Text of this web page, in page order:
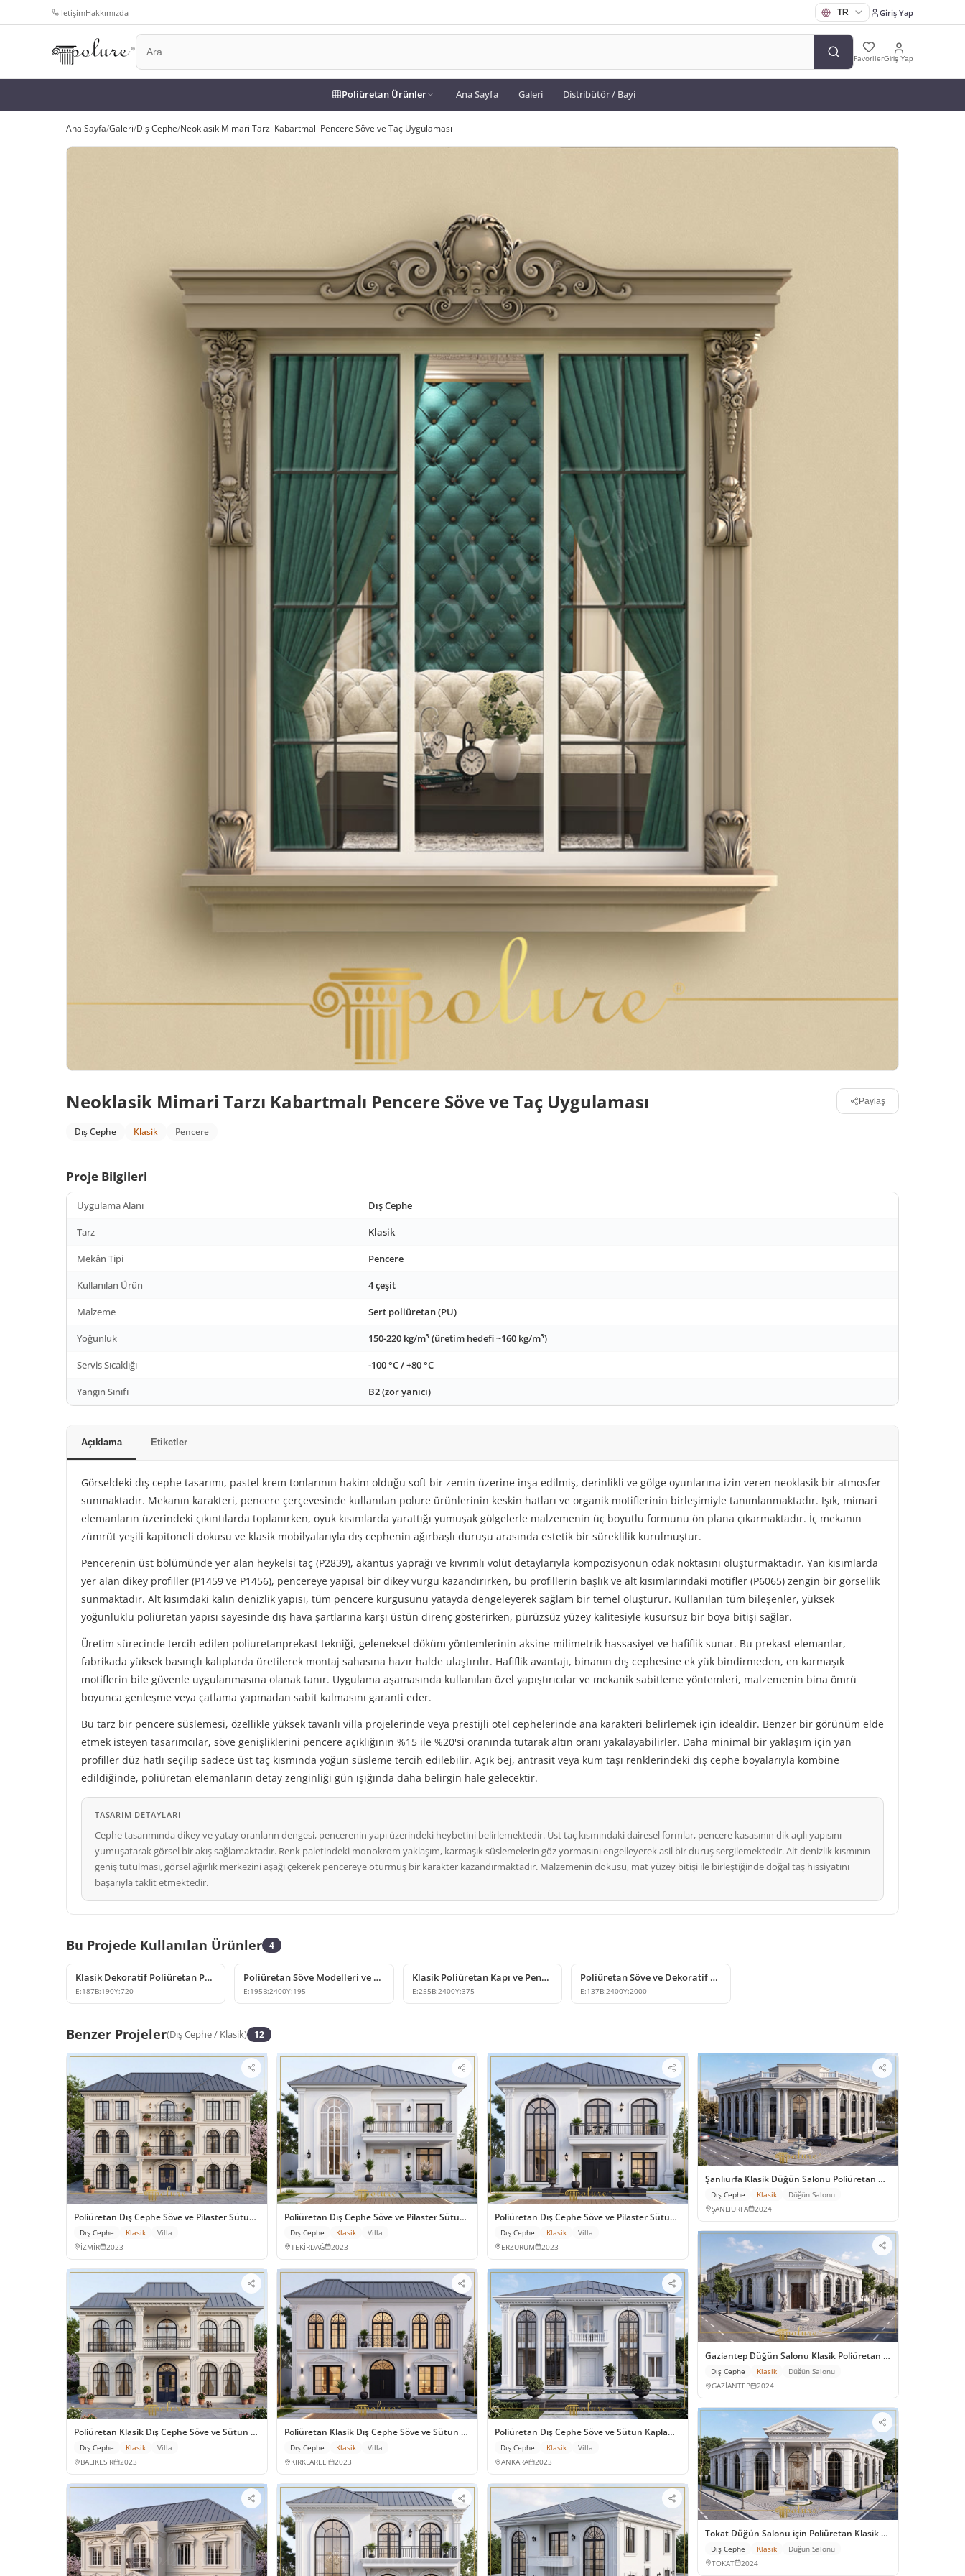
İletişimHakkımızda Giriş Yap
FavorilerGiriş Yap
Poliüretan Ürünler Ana Sayfa Galeri Distribütör / Bayi
Ana Sayfa/Galeri/Dış Cephe/Neoklasik Mimari Tarzı Kabartmalı Pencere Söve ve Taç Uygulaması
Neoklasik Mimari Tarzı Kabartmalı Pencere Söve ve Taç Uygulaması Paylaş
Dış Cephe Klasik Pencere
Proje Bilgileri
Uygulama Alanı Dış Cephe
Tarz Klasik
Mekân Tipi Pencere
Kullanılan Ürün 4 çeşit
Malzeme Sert poliüretan (PU)
Yoğunluk 150-220 kg/m³ (üretim hedefi ~160 kg/m³)
Servis Sıcaklığı -100 °C / +80 °C
Yangın Sınıfı B2 (zor yanıcı)
Açıklama Etiketler
Görseldeki dış cephe tasarımı, pastel krem tonlarının hakim olduğu soft bir zemin üzerine inşa edilmiş, derinlikli ve gölge oyunlarına izin veren neoklasik bir atmosfer
sunmaktadır. Mekanın karakteri, pencere çerçevesinde kullanılan polure ürünlerinin keskin hatları ve organik motiflerinin birleşimiyle tanımlanmaktadır. Işık, mimari
elemanların üzerindeki çıkıntılarda toplanırken, oyuk kısımlarda yarattığı yumuşak gölgelerle malzemenin üç boyutlu formunu ön plana çıkarmaktadır. İç mekanın
zümrüt yeşili kapitoneli dokusu ve klasik mobilyalarıyla dış cephenin ağırbaşlı duruşu arasında estetik bir süreklilik kurulmuştur.
Pencerenin üst bölümünde yer alan heykelsi taç (P2839), akantus yaprağı ve kıvrımlı volüt detaylarıyla kompozisyonun odak noktasını oluşturmaktadır. Yan kısımlarda
yer alan dikey profiller (P1459 ve P1456), pencereye yapısal bir dikey vurgu kazandırırken, bu profillerin başlık ve alt kısımlarındaki motifler (P6065) zengin bir görsellik
sunmaktadır. Alt kısımdaki kalın denizlik yapısı, tüm pencere kurgusunu yatayda dengeleyerek sağlam bir temel oluşturur. Kullanılan tüm bileşenler, yüksek
yoğunluklu poliüretan yapısı sayesinde dış hava şartlarına karşı üstün direnç gösterirken, pürüzsüz yüzey kalitesiyle kusursuz bir boya bitişi sağlar.
Üretim sürecinde tercih edilen poliuretanprekast tekniği, geleneksel döküm yöntemlerinin aksine milimetrik hassasiyet ve hafiflik sunar. Bu prekast elemanlar,
fabrikada yüksek basınçlı kalıplarda üretilerek montaj sahasına hazır halde ulaştırılır. Hafiflik avantajı, binanın dış cephesine ek yük bindirmeden, en karmaşık
motiflerin bile güvenle uygulanmasına olanak tanır. Uygulama aşamasında kullanılan özel yapıştırıcılar ve mekanik sabitleme yöntemleri, malzemenin bina ömrü
boyunca genleşme veya çatlama yapmadan sabit kalmasını garanti eder.
Bu tarz bir pencere süslemesi, özellikle yüksek tavanlı villa projelerinde veya prestijli otel cephelerinde ana karakteri belirlemek için idealdir. Benzer bir görünüm elde
etmek isteyen tasarımcılar, söve genişliklerini pencere açıklığının %15 ile %20'si oranında tutarak altın oranı yakalayabilirler. Daha minimal bir yaklaşım için yan
profiller düz hatlı seçilip sadece üst taç kısmında yoğun süsleme tercih edilebilir. Açık bej, antrasit veya kum taşı renklerindeki dış cephe boyalarıyla kombine
edildiğinde, poliüretan elemanların detay zenginliği gün ışığında daha belirgin hale gelecektir.
TASARIM DETAYLARI
Cephe tasarımında dikey ve yatay oranların dengesi, pencerenin yapı üzerindeki heybetini belirlemektedir. Üst taç kısmındaki dairesel formlar, pencere kasasının dik açılı yapısını
yumuşatarak görsel bir akış sağlamaktadır. Renk paletindeki monokrom yaklaşım, karmaşık süslemelerin göz yormasını engelleyerek asil bir duruş sergilemektedir. Alt denizlik kısmının
geniş tutulması, görsel ağırlık merkezini aşağı çekerek pencereye oturmuş bir karakter kazandırmaktadır. Malzemenin dokusu, mat yüzey bitişi ile birleştiğinde doğal taş hissiyatını
başarıyla taklit etmektedir.
Bu Projede Kullanılan Ürünler 4
Klasik Dekoratif Poliüretan Payanda Modeli
E:187B:190Y:720
Poliüretan Söve Modelleri ve Dekoratif Pencere Kenarı P1459
E:195B:2400Y:195
Klasik Poliüretan Kapı ve Pencere Üstü Taç Modeli
E:255B:2400Y:375
Poliüretan Söve ve Dekoratif Cephe Profili Modelleri
E:137B:2400Y:2000
Benzer Projeler(Dış Cephe/ Klasik) 12
Poliüretan Dış Cephe Söve ve Pilaster Sütun Modelleri
Dış Cephe Klasik
Villa
İZMİR
2023
Poliüretan Klasik Dış Cephe Söve ve Sütun Kaplama Modelleri
Dış Cephe Klasik
Villa
BALIKESİR
2023
Poliüretan Dış Cephe Söve ve Pilaster Sütun Uygulamaları
Dış Cephe Klasik
Villa
TEKİRDAĞ
2023
Poliüretan Klasik Dış Cephe Söve ve Sütun Modelleri
Dış Cephe Klasik
Villa
KIRKLARELİ
2023
Poliüretan Dış Cephe Söve ve Pilaster Sütun Modelleri
Dış Cephe Klasik
Villa
ERZURUM
2023
Poliüretan Dış Cephe Söve ve Sütun Kaplama Modelleri
Dış Cephe Klasik
Villa
ANKARA
2023
Şanlıurfa Klasik Düğün Salonu Poliüretan Dış Cephe Tasarımı
Dış Cephe Klasik
Düğün Salonu
ŞANLIURFA
2024
Gaziantep Düğün Salonu Klasik Poliüretan Dış Cephe Dekor
Dış Cephe Klasik
Düğün Salonu
GAZİANTEP
2024
Tokat Düğün Salonu için Poliüretan Klasik Cephe Tasarımı
Dış Cephe Klasik
Düğün Salonu
TOKAT
2024